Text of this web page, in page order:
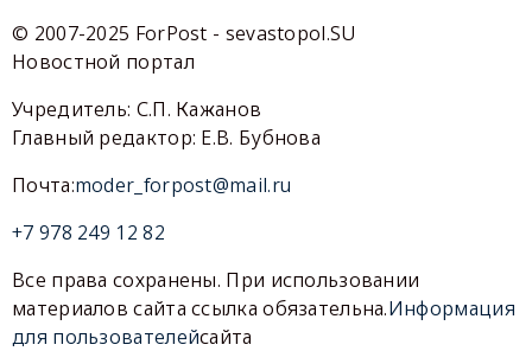
© 2007-2025 ForPost - sevastopol.SU
Новостной портал
Учредитель: С.П. Кажанов
Главный редактор: Е.В. Бубнова
Почта:moder_forpost@mail.ru
+7 978 249 12 82
Все права сохранены. При использовании
материалов сайта ссылка обязательна.Информация
для пользователейсайта